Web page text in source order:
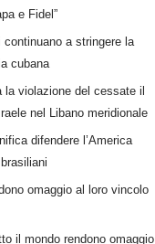
e Fidel”
a stringere la
cubana
la violazione del cessate il
nel Libano meridionale
difendere l’America
omaggio al loro vincolo
il mondo rendono omaggio